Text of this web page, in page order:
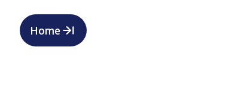
Home